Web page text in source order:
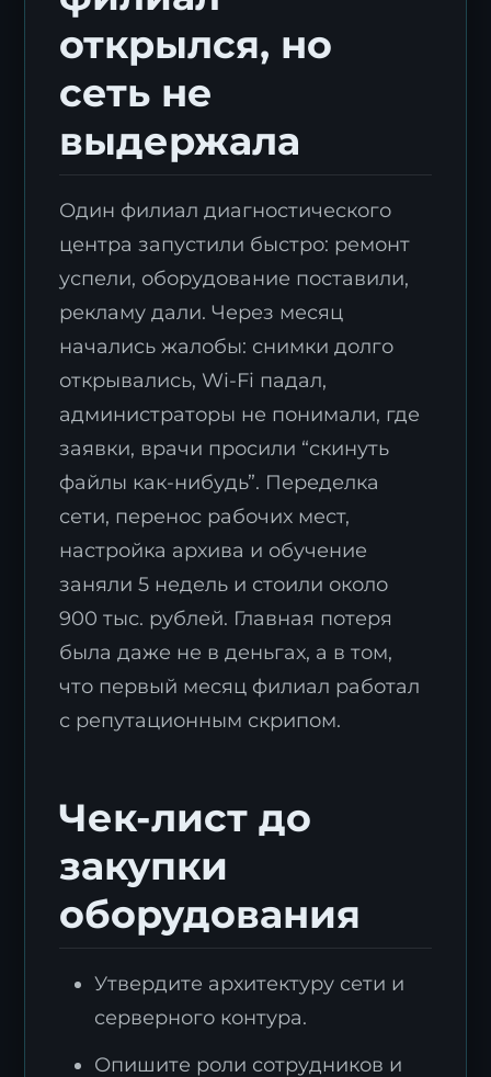
открылся, но
сеть не
выдержала
Один филиал диагностического
центра запустили быстро: ремонт
успели, оборудование поставили,
рекламу дали. Через месяц
начались жалобы: снимки долго
открывались, Wi-Fi падал,
администраторы не понимали, где
заявки, врачи просили “скинуть
файлы как-нибудь”. Переделка
сети, перенос рабочих мест,
настройка архива и обучение
заняли 5 недель и стоили около
900 тыс. рублей. Главная потеря
была даже не в деньгах, а в том,
что первый месяц филиал работал
с репутационным скрипом.
Чек-лист до
закупки
оборудования
Утвердите архитектуру сети и
серверного контура.
Опишите роли сотрудников и